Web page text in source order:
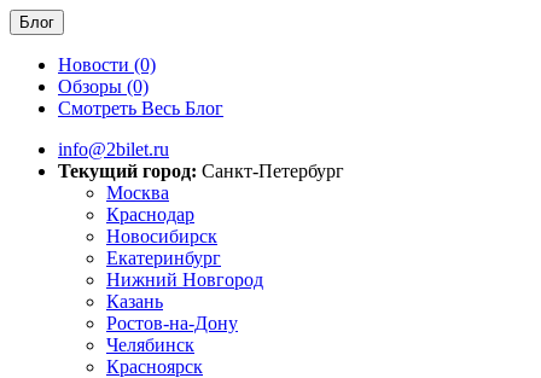
Блог
Новости (0)
Обзоры (0)
Смотреть Весь Блог
info@2bilet.ru
Текущий город: Санкт-Петербург
Москва
Краснодар
Новосибирск
Екатеринбург
Нижний Новгород
Казань
Ростов-на-Дону
Челябинск
Красноярск